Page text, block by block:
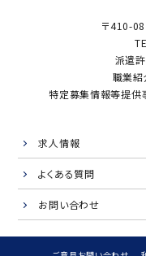
〒410-
派遣
職業紹
特定募集情報等提供
求人情報
よくある質問
お問い合わせ